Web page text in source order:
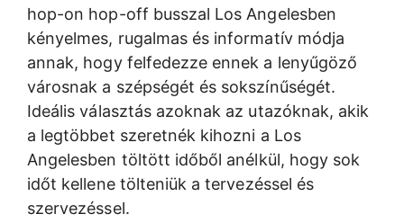
hop-on hop-off busszal Los Angelesben
kényelmes, rugalmas és informatív módja
annak, hogy felfedezze ennek a lenyűgöző
városnak a szépségét és sokszínűségét.
Ideális választás azoknak az utazóknak, akik
a legtöbbet szeretnék kihozni a Los
Angelesben töltött időből anélkül, hogy sok
időt kellene tölteniük a tervezéssel és
szervezéssel.